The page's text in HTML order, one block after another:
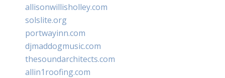
allisonwillisholley.com
solslite.org
portwayinn.com
djmaddogmusic.com
thesoundarchitects.com
allin1roofing.com